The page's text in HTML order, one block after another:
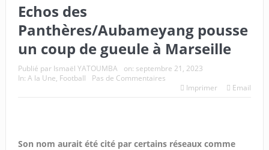
Echos des
Panthères/Aubameyang pousse
un coup de gueule à Marseille
Publié par Ismaël YATOUMBA on: septembre 21, 2023
In: A la Une, Football
Pas de Commentaires
Imprimer
Email
Son nom aurait été cité par certains réseaux comme